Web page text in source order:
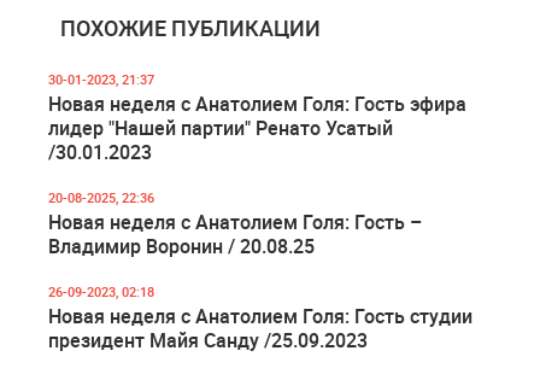
ПОХОЖИЕ ПУБЛИКАЦИИ
30-01-2023, 21:37
Новая неделя с Анатолием Голя: Гость эфира
лидер "Нашей партии" Ренато Усатый
/30.01.2023
20-08-2025, 22:36
Новая неделя с Анатолием Голя: Гость –
Владимир Воронин / 20.08.25
26-09-2023, 02:18
Новая неделя с Анатолием Голя: Гость студии
президент Майя Санду /25.09.2023